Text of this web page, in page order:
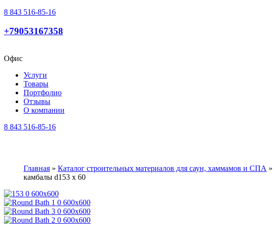
8 843 516-85-16
+79053167358
Офис
Услуги
Товары
Портфолио
Отзывы
О компании
8 843 516-85-16
Главная » Каталог строительных материалов для саун, хаммамов и СПА »
камбалы d153 x 60